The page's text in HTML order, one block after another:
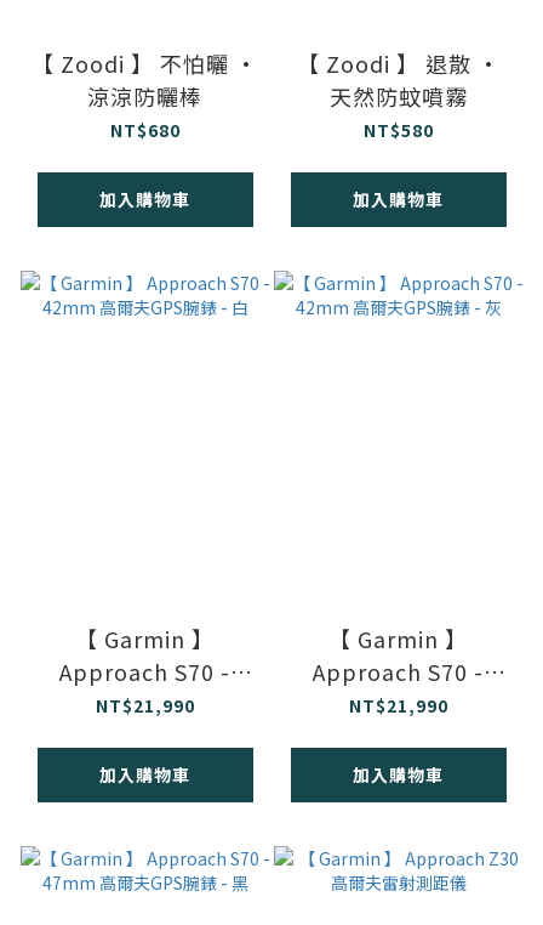
【 Zoodi 】 不怕曬 •
涼涼防曬棒
NT$680
加入購物車
【 Zoodi 】 退散 •
天然防蚊噴霧
NT$580
加入購物車
【 Garmin 】
Approach S70 -
42mm 高爾夫GPS腕
NT$21,990
加入購物車
【 Garmin 】
Approach S70 -
42mm 高爾夫GPS腕
NT$21,990
加入購物車